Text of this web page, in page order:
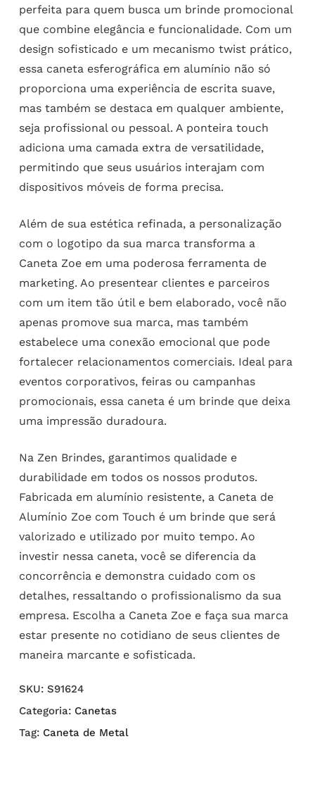
perfeita para quem busca um brinde promocional
que combine elegância e funcionalidade. Com um
design sofisticado e um mecanismo twist prático,
essa caneta esferográfica em alumínio não só
proporciona uma experiência de escrita suave,
mas também se destaca em qualquer ambiente,
seja profissional ou pessoal. A ponteira touch
adiciona uma camada extra de versatilidade,
permitindo que seus usuários interajam com
dispositivos móveis de forma precisa.
Além de sua estética refinada, a personalização
com o logotipo da sua marca transforma a
Caneta Zoe em uma poderosa ferramenta de
marketing. Ao presentear clientes e parceiros
com um item tão útil e bem elaborado, você não
apenas promove sua marca, mas também
estabelece uma conexão emocional que pode
fortalecer relacionamentos comerciais. Ideal para
eventos corporativos, feiras ou campanhas
promocionais, essa caneta é um brinde que deixa
uma impressão duradoura.
Na Zen Brindes, garantimos qualidade e
durabilidade em todos os nossos produtos.
Fabricada em alumínio resistente, a Caneta de
Alumínio Zoe com Touch é um brinde que será
valorizado e utilizado por muito tempo. Ao
investir nessa caneta, você se diferencia da
concorrência e demonstra cuidado com os
detalhes, ressaltando o profissionalismo da sua
empresa. Escolha a Caneta Zoe e faça sua marca
estar presente no cotidiano de seus clientes de
maneira marcante e sofisticada.
SKU: S91624
Categoria: Canetas
Tag: Caneta de Metal